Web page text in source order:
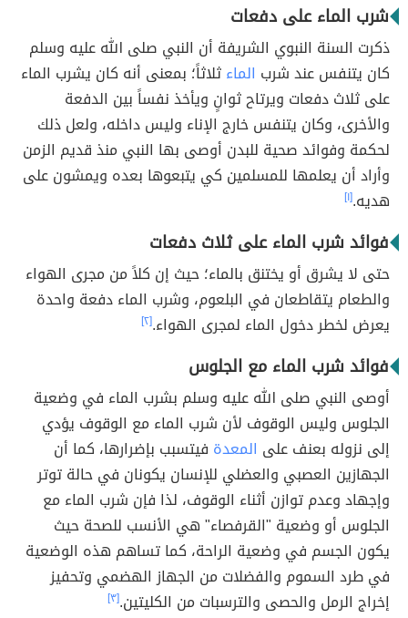
شرب الماء على دفعات
ذكرت السنة النبوي الشريفة أن النبي صلى الله عليه وسلم
كان يتنفس عند شرب الماءثلاثاً؛ بمعنى أنه كان يشرب الماء
على ثلاث دفعات ويرتاح ثوانٍ ويأخذ نفساً بين الدفعة
والأخرى، وكان يتنفس خارج الإناء وليس داخله، ولعل ذلك
لحكمة وفوائد صحية للبدن أوصى بها النبي منذ قديم الزمن
وأراد أن يعلمها للمسلمين كي يتبعوها بعده ويمشون على
هديه.[١]
فوائد شرب الماء على ثلاث دفعات
حتى لا يشرق أو يختنق بالماء؛ حيث إن كلاً من مجرى الهواء
والطعام يتقاطعان في البلعوم، وشرب الماء دفعة واحدة
يعرض لخطر دخول الماء لمجرى الهواء.[٢]
فوائد شرب الماء مع الجلوس
أوصى النبي صلى الله عليه وسلم بشرب الماء في وضعية
الجلوس وليس الوقوف لأن شرب الماء مع الوقوف يؤدي
إلى نزوله بعنف على المعدة فيتسبب بإضرارها، كما أن
الجهازين العصبي والعضلي للإنسان يكونان في حالة توتر
وإجهاد وعدم توازن أثناء الوقوف، لذا فإن شرب الماء مع
الجلوس أو وضعية "القرفصاء" هي الأنسب للصحة حيث
يكون الجسم في وضعية الراحة، كما تساهم هذه الوضعية
في طرد السموم والفضلات من الجهاز الهضمي وتحفيز
إخراج الرمل والحصى والترسبات من الكليتين.[٣]